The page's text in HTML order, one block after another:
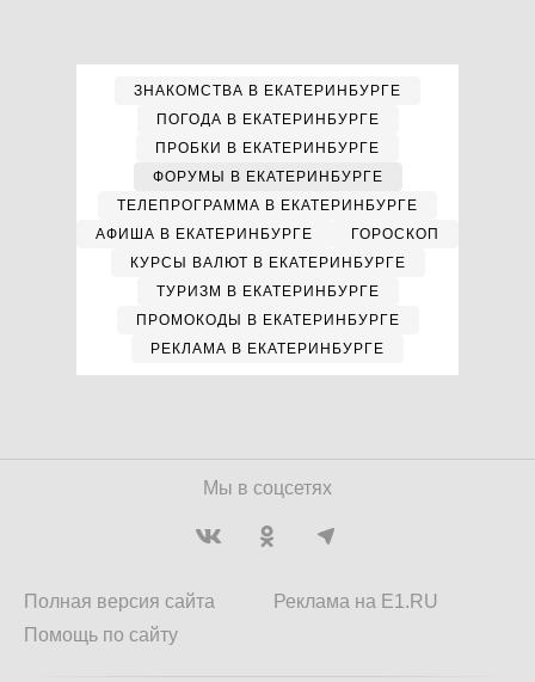
ЗНАКОМСТВА В ЕКАТЕРИНБУРГЕ
ПОГОДА В ЕКАТЕРИНБУРГЕ
ПРОБКИ В ЕКАТЕРИНБУРГЕ
ФОРУМЫ В ЕКАТЕРИНБУРГЕ
ТЕЛЕПРОГРАММА В ЕКАТЕРИНБУРГЕ
АФИША В ЕКАТЕРИНБУРГЕ
ГОРОСКОП
КУРСЫ ВАЛЮТ В ЕКАТЕРИНБУРГЕ
ТУРИЗМ В ЕКАТЕРИНБУРГЕ
ПРОМОКОДЫ В ЕКАТЕРИНБУРГЕ
РЕКЛАМА В ЕКАТЕРИНБУРГЕ
Мы в соцсетях
Полная версия сайта
Помощь по сайту
Реклама на E1.RU